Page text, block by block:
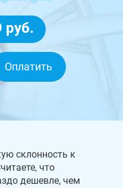
руб.
Оплатить
склонность к
что
дешевле, чем